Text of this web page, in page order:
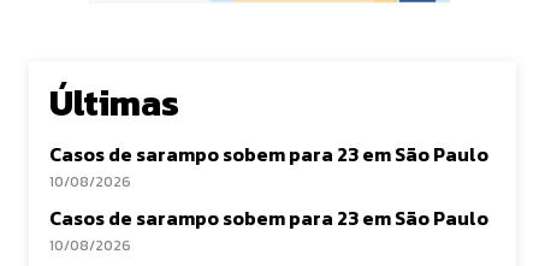
Últimas
Casos de sarampo sobem para 23 em São Paulo
10/08/2026
Casos de sarampo sobem para 23 em São Paulo
10/08/2026